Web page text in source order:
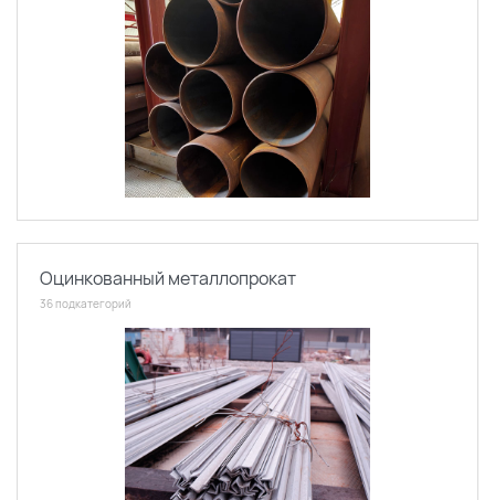
Оцинкованный металлопрокат
36 подкатегорий